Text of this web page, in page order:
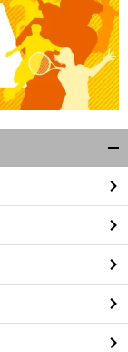
前
へ
閉
る